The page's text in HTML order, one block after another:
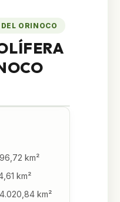
ORINOCO
km²
km²
4.020,84 km²